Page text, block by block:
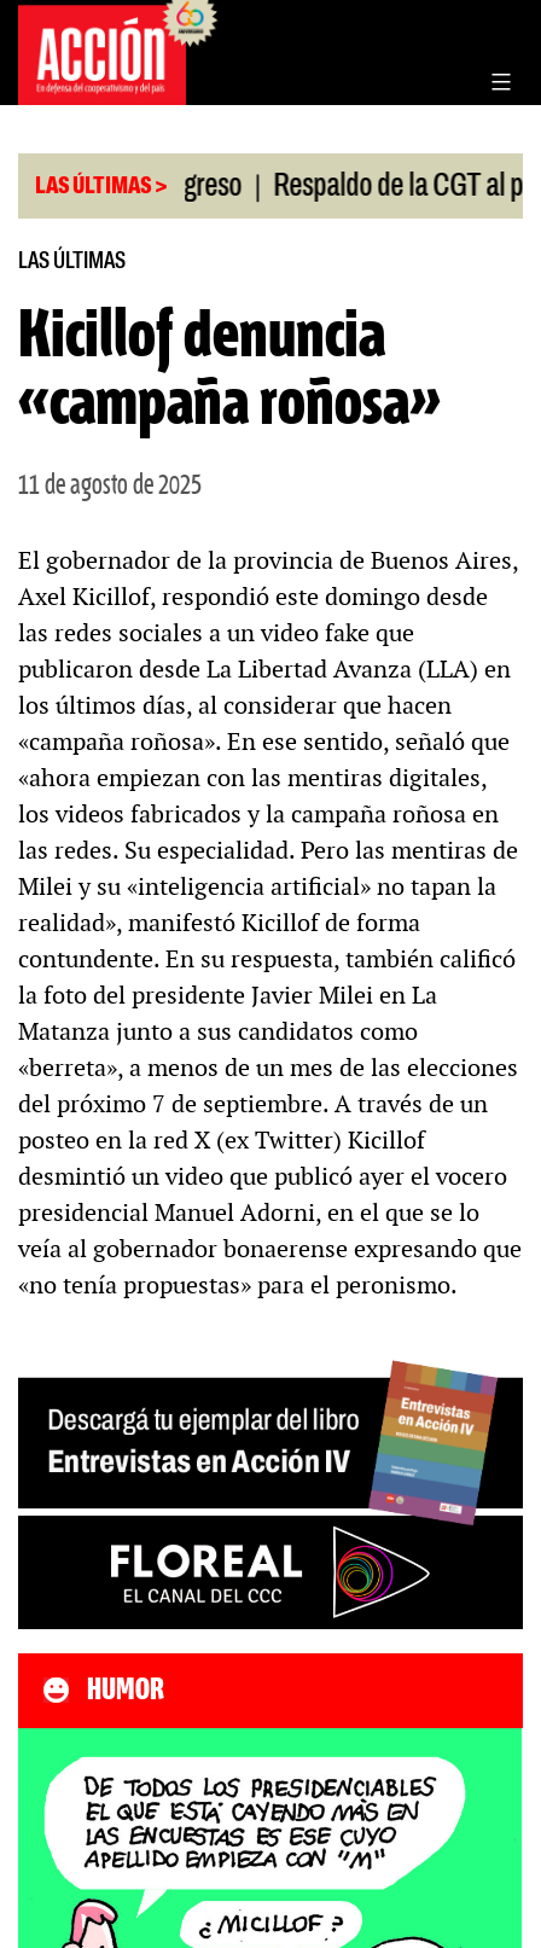
Saltar
contenido
LAS ÚLTIMAS >
en el Congreso | Respaldo de la CGT al paro
LAS ÚLTIMAS
Kicillof denuncia
«campaña roñosa»
11 de agosto de 2025
El gobernador de la provincia de Buenos Aires,
Axel Kicillof, respondió este domingo desde
las redes sociales a un video fake que
publicaron desde La Libertad Avanza (LLA) en
los últimos días, al considerar que hacen
«campaña roñosa». En ese sentido, señaló que
«ahora empiezan con las mentiras digitales,
los videos fabricados y la campaña roñosa en
las redes. Su especialidad. Pero las mentiras de
Milei y su «inteligencia artificial» no tapan la
realidad», manifestó Kicillof de forma
contundente. En su respuesta, también calificó
la foto del presidente Javier Milei en La
Matanza junto a sus candidatos como
«berreta», a menos de un mes de las elecciones
del próximo 7 de septiembre. A través de un
posteo en la red X (ex Twitter) Kicillof
desmintió un video que publicó ayer el vocero
presidencial Manuel Adorni, en el que se lo
veía al gobernador bonaerense expresando que
«no tenía propuestas» para el peronismo.
HUMOR